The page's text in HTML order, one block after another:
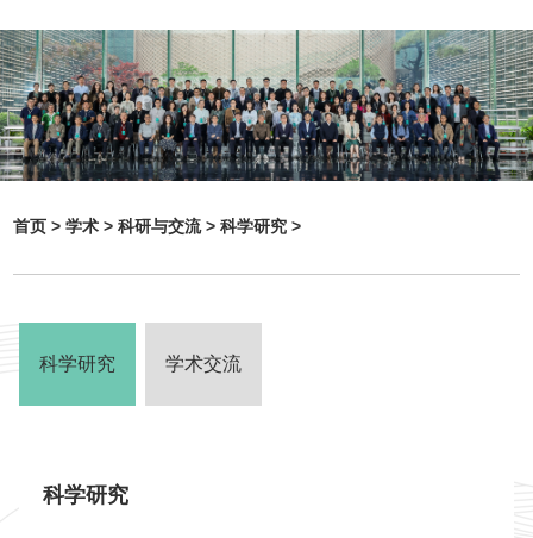
首页 >学术 >科研与交流 >科学研究 >
科学研究 学术交流
科学研究